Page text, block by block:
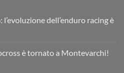
dell’enduro racing è
è tornato a Montevarchi!